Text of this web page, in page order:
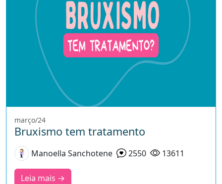
março/24
Bruxismo tem tratamento
Manoella Sanchotene 2550 13611
Leia mais →